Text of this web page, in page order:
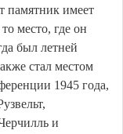
памятник имеет
место, где он
был летней
стал местом
1945 года,
и